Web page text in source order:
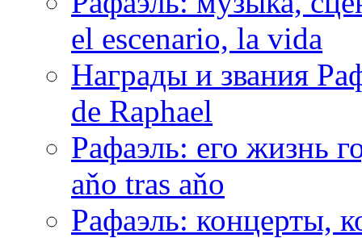
el escenario, la vida
Награды и звания
de Raphael
Рафаэль: его жизнь
aňo tras aňo
Рафаэль: концерты,